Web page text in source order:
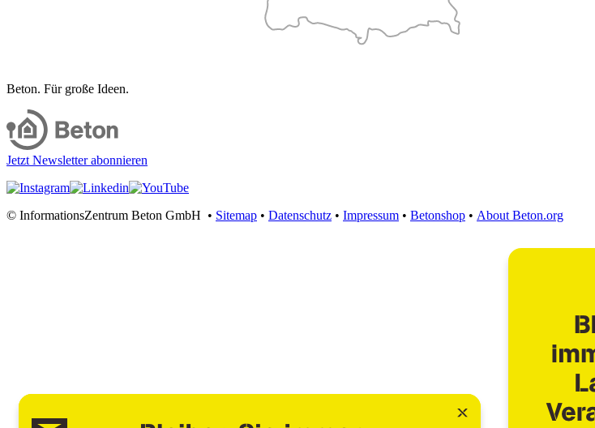
Beton. Für große Ideen.
Jetzt Newsletter abonnieren
© InformationsZentrum Beton GmbH • Sitemap • Datenschutz • Impressum • Betonshop • About Beton.org